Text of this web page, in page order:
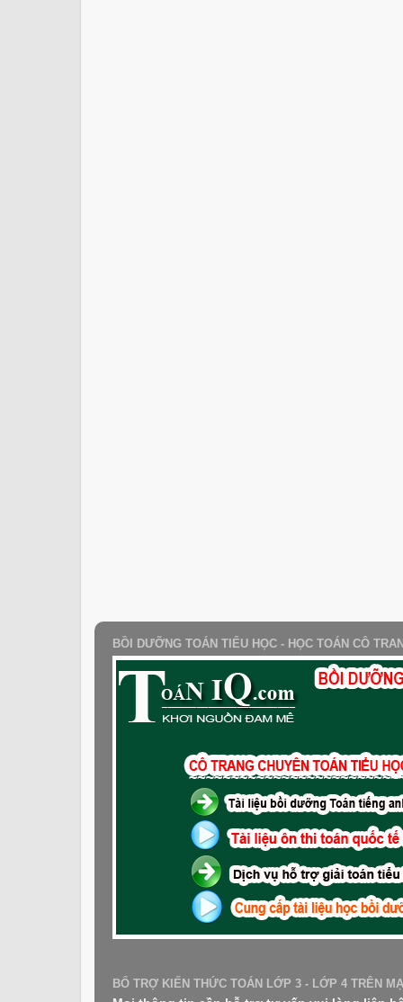
BỒI DƯỠNG TOÁN TIỂU HỌC - HỌC TOÁN CÔ
BỔ TRỢ KIẾN THỨC TOÁN LỚP 3 - LỚP 4 TRÊN